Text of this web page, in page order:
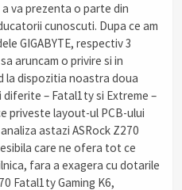
va prezenta o parte din
cunoscuti. Dupa ce am
GIGABYTE, respectiv 3
aruncam o privire si in
la dispozitia noastra doua
– Fatal1ty si Extreme –
priveste layout-ul PCB-ului
astazi ASRock Z270
care ne ofera tot ce
fara a exagera cu dotarile
Fatal1ty Gaming K6,